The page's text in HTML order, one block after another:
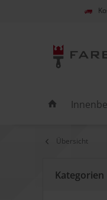
Übersicht
Kategorien